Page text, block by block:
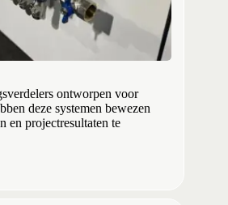
ontworpen voor
deze systemen bewezen
en projectresultaten te